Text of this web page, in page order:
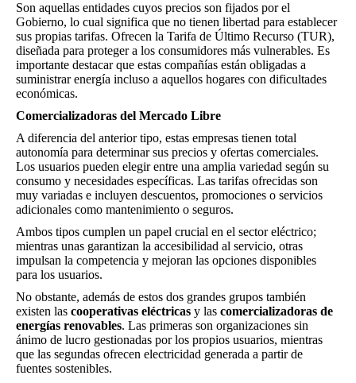
Son aquellas entidades cuyos precios son fijados por el
Gobierno, lo cual significa que no tienen libertad para establecer
sus propias tarifas. Ofrecen la Tarifa de Último Recurso (TUR),
diseñada para proteger a los consumidores más vulnerables. Es
importante destacar que estas compañías están obligadas a
suministrar energía incluso a aquellos hogares con dificultades
económicas.
Comercializadoras del Mercado Libre
A diferencia del anterior tipo, estas empresas tienen total
autonomía para determinar sus precios y ofertas comerciales.
Los usuarios pueden elegir entre una amplia variedad según su
consumo y necesidades específicas. Las tarifas ofrecidas son
muy variadas e incluyen descuentos, promociones o servicios
adicionales como mantenimiento o seguros.
Ambos tipos cumplen un papel crucial en el sector eléctrico;
mientras unas garantizan la accesibilidad al servicio, otras
impulsan la competencia y mejoran las opciones disponibles
para los usuarios.
No obstante, además de estos dos grandes grupos también
existen las cooperativas eléctricas y las comercializadoras de
energías renovables. Las primeras son organizaciones sin
ánimo de lucro gestionadas por los propios usuarios, mientras
que las segundas ofrecen electricidad generada a partir de
fuentes sostenibles.